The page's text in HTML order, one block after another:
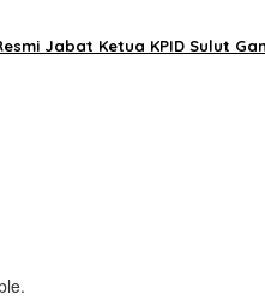
Jabat Ketua KPID Sulut